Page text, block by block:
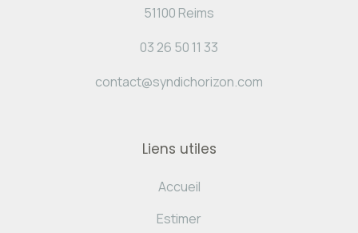
51100 Reims
03 26 50 11 33
contact@syndichorizon.com
Liens utiles
Accueil
Estimer